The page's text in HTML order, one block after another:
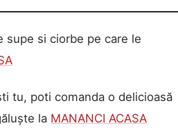
supe si ciorbe pe care le
tu, poti comanda o delicioasă
la MANANCI ACASA